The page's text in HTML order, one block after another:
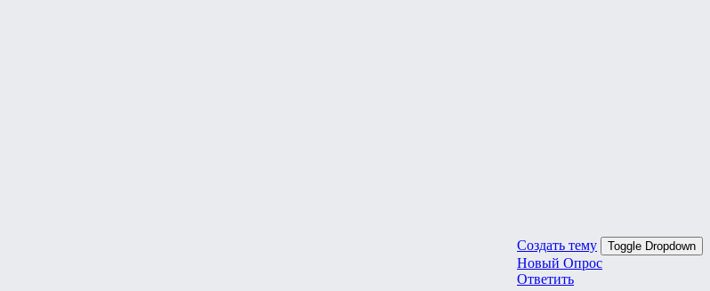
Создать тему Toggle Dropdown
Новый Опрос
Ответить